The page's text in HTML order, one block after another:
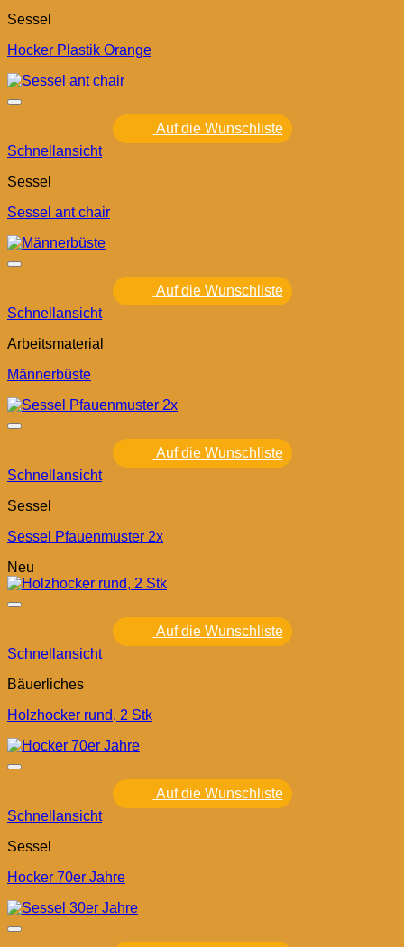
Sessel
Hocker Plastik Orange
Auf die Wunschliste
Schnellansicht
Sessel
Sessel ant chair
Auf die Wunschliste
Schnellansicht
Arbeitsmaterial
Männerbüste
Auf die Wunschliste
Schnellansicht
Sessel
Sessel Pfauenmuster 2x
Neu
Auf die Wunschliste
Schnellansicht
Bäuerliches
Holzhocker rund, 2 Stk
Auf die Wunschliste
Schnellansicht
Sessel
Hocker 70er Jahre